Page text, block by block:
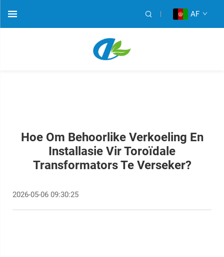
AF
Hoe Om Behoorlike Verkoeling En
Installasie Vir Toroïdale
Transformators Te Verseker?
2026-05-06 09:30:25